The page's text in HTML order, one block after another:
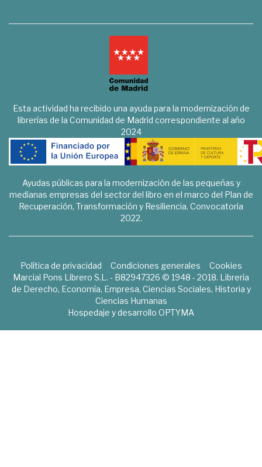
Esta actividad ha recibido una ayuda para la modernización de
librerías de la Comunidad de Madrid correspondiente al año
2024
Ayudas públicas para la modernización de las pequeñas y
medianas empresas del sector del libro en el marco del Plan de
Recuperación, Transformación y Resiliencia. Convocatoria
2022.
Política de privacidad Condiciones generales
Cookies
Marcial Pons Librero S.L. - B82947326 © 1948 - 2018. Librería
de Derecho, Economía, Empresa, Ciencias Sociales, Historia y
Ciencias Humanas
Hospedaje y desarrollo OPTYMA